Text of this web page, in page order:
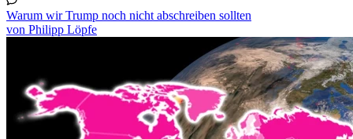
Warum wir Trump noch nicht abschreiben sollten
von Philipp Löpfe